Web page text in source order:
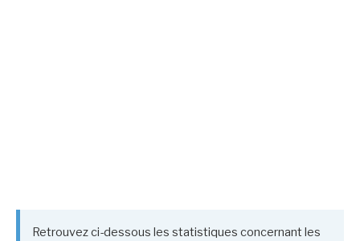
Retrouvez ci-dessous les statistiques concernant les